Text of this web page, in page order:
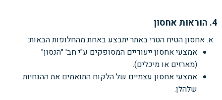
4. הוראות אחסון
א. אחסון הטיח הטרי באתר יתבצע באחת מהחלופות הבאות:
אמצעי אחסון ייעודיים המסופקים ע"י חב' "הנסון"
(מארזים או מיכלים).
אמצעי אחסון עצמיים של הלקוח התואמים את ההנחיות
שלהלן.